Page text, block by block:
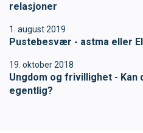
relasjoner
1. august 2019
Pustebesvær - astma eller
19. oktober 2018
Ungdom og frivillighet - Kan
egentlig?